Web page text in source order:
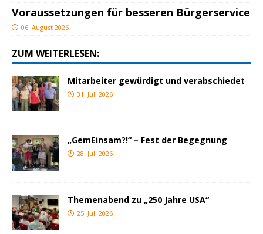
Voraussetzungen für besseren Bürgerservice
06. August 2026
ZUM WEITERLESEN:
Mitarbeiter gewürdigt und verabschiedet
31. Juli 2026
„GemEinsam?!“ – Fest der Begegnung
28. Juli 2026
Themenabend zu „250 Jahre USA“
25. Juli 2026